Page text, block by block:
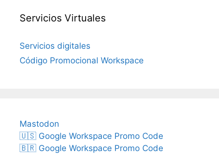
Servicios Virtuales
Servicios digitales
Código Promocional Workspace
Mastodon
🇺🇸 Google Workspace Promo Code
🇧🇷 Google Workspace Promo Code